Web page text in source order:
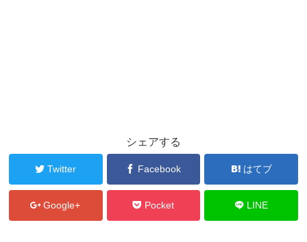
シェアする
Twitter Facebook はてブ
Google+ Pocket LINE